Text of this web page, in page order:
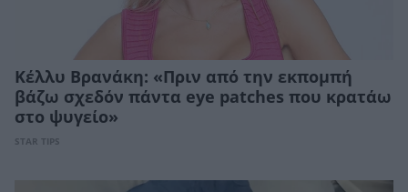
Κέλλυ Βρανάκη: «Πριν από την εκπομπή
βάζω σχεδόν πάντα eye patches που κρατάω
στο ψυγείο»
STAR TIPS